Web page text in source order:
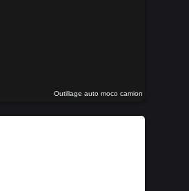
Outillage auto moco camion